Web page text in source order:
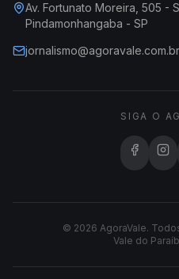
Av. Fortunato Moreira, 505 -
Pindamonhangaba - SP
jornalismo@agoravale.com.br
SIGA O
© 2026 AgoraVale.
Vale do